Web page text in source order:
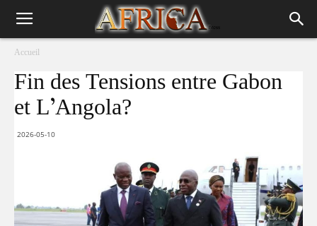
Accueil
Fin des Tensions entre Gabon
et L’Angola?
2026-05-10